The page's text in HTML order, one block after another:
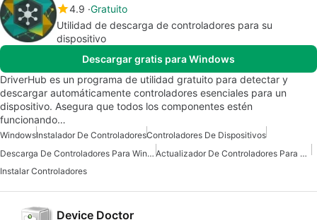
4.9 Gratuito
Utilidad de descarga de controladores para su
dispositivo
Descargar gratis para Windows
DriverHub es un programa de utilidad gratuito para detectar y
descargar automáticamente controladores esenciales para un
dispositivo. Asegura que todos los componentes estén
funcionando…
WindowsInstalador De ControladoresControladores De Dispositivos
Descarga De Controladores Para Windows
Actualizador De Controladores Para Windows
Instalar Controladores
Device Doctor